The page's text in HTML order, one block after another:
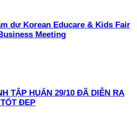
dự Korean Educare & Kids Fair
Meeting
TẬP HUẤN 29/10 ĐÃ DIỄN RA
ĐẸP